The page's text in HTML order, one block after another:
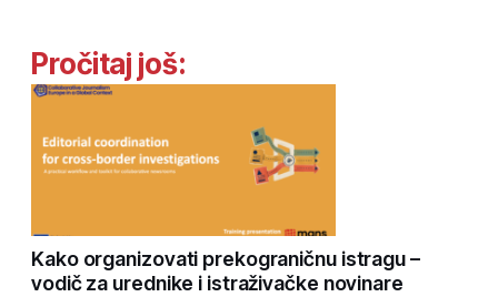
Pročitaj još:
Kako organizovati prekograničnu istragu –
vodič za urednike i istraživačke novinare